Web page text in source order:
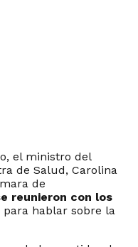
el ministro del
de Salud, Carolina
de
reunieron con los
para hablar sobre la